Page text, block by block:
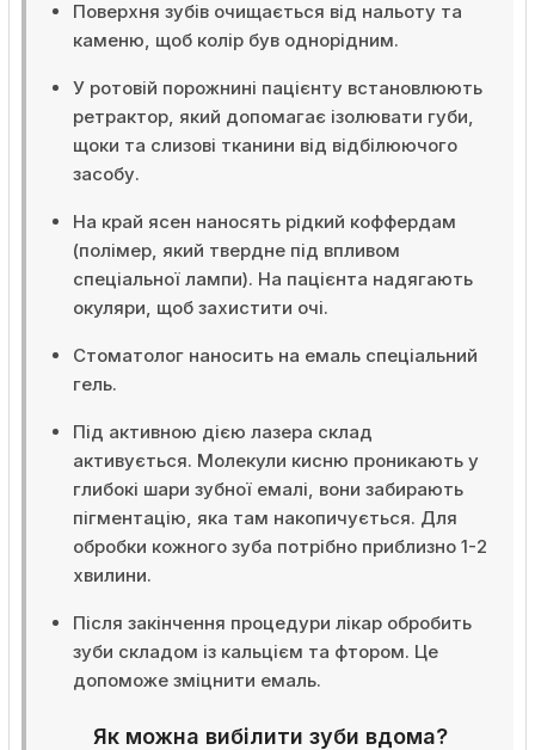
Поверхня зубів очищається від нальоту та
каменю, щоб колір був однорідним.
У ротовій порожнині пацієнту встановлюють
ретрактор, який допомагає ізолювати губи,
щоки та слизові тканини від відбілюючого
засобу.
На край ясен наносять рідкий коффердам
(полімер, який твердне під впливом
спеціальної лампи). На пацієнта надягають
окуляри, щоб захистити очі.
Стоматолог наносить на емаль спеціальний
гель.
Під активною дією лазера склад
активується. Молекули кисню проникають у
глибокі шари зубної емалі, вони забирають
пігментацію, яка там накопичується. Для
обробки кожного зуба потрібно приблизно 1-2
хвилини.
Після закінчення процедури лікар обробить
зуби складом із кальцієм та фтором. Це
допоможе зміцнити емаль.
Як можна вибілити зуби вдома?